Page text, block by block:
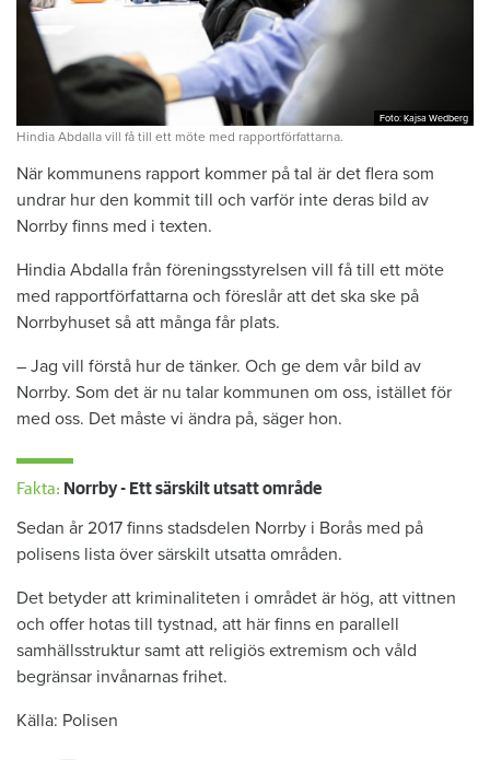
Foto: Kajsa Wedberg
Foto: Kajsa Wedberg
Hindia Abdalla vill få till ett möte med rapportförfattarna.
När kommunens rapport kommer på tal är det flera som
undrar hur den kommit till och varför inte deras bild av
Norrby finns med i texten.
Hindia Abdalla från föreningsstyrelsen vill få till ett möte
med rapportförfattarna och föreslår att det ska ske på
Norrbyhuset så att många får plats.
– Jag vill förstå hur de tänker. Och ge dem vår bild av
Norrby. Som det är nu talar kommunen om oss, istället för
med oss. Det måste vi ändra på, säger hon.
Fakta: Norrby - Ett särskilt utsatt område
Sedan år 2017 finns stadsdelen Norrby i Borås med på
polisens lista över särskilt utsatta områden.
Det betyder att kriminaliteten i området är hög, att vittnen
och offer hotas till tystnad, att här finns en parallell
samhällsstruktur samt att religiös extremism och våld
begränsar invånarnas frihet.
Källa: Polisen